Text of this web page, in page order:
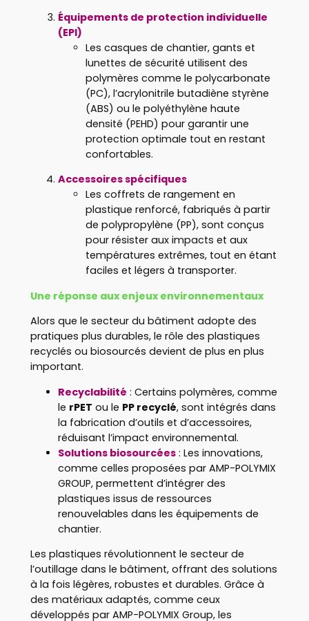
Équipements de protection individuelle
(EPI)
Les casques de chantier, gants et
lunettes de sécurité utilisent des
polymères comme le polycarbonate
(PC), l’acrylonitrile butadiène styrène
(ABS) ou le polyéthylène haute
densité (PEHD) pour garantir une
protection optimale tout en restant
confortables.
Accessoires spécifiques
Les coffrets de rangement en
plastique renforcé, fabriqués à partir
de polypropylène (PP), sont conçus
pour résister aux impacts et aux
températures extrêmes, tout en étant
faciles et légers à transporter.
Une réponse aux enjeux environnementaux
Alors que le secteur du bâtiment adopte des
pratiques plus durables, le rôle des plastiques
recyclés ou biosourcés devient de plus en plus
important.
Recyclabilité : Certains polymères, comme
le rPET ou le PP recyclé, sont intégrés dans
la fabrication d’outils et d’accessoires,
réduisant l’impact environnemental.
Solutions biosourcées: Les innovations,
comme celles proposées par AMP-POLYMIX
GROUP, permettent d’intégrer des
plastiques issus de ressources
renouvelables dans les équipements de
chantier.
Les plastiques révolutionnent le secteur de
l’outillage dans le bâtiment, offrant des solutions
à la fois légères, robustes et durables. Grâce à
des matériaux adaptés, comme ceux
développés par AMP-POLYMIX Group, les